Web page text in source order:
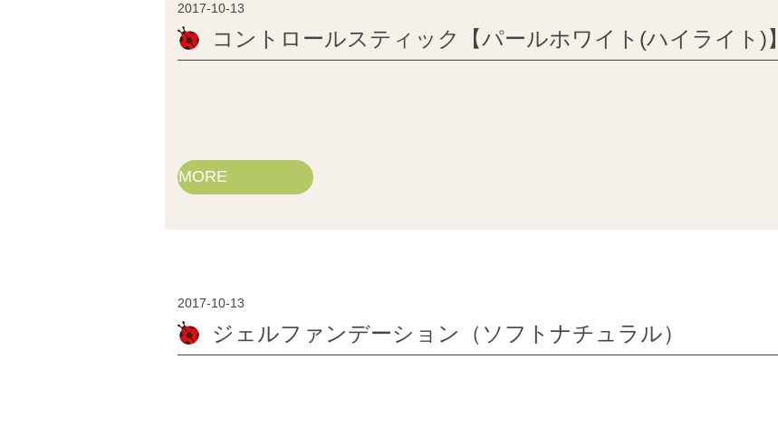
2017-10-13
コントロールスティック【パールホワイト(ハイライト)】
MORE
2017-10-13
ジェルファンデーション（ソフトナチュラル）